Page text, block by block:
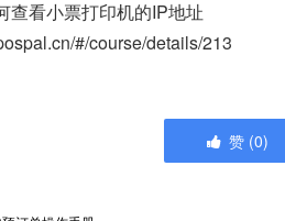
查看小票打印机的IP地址
#/course/details/213
赞 (0)